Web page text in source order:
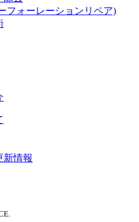
フォーレーションリペア)
新情報